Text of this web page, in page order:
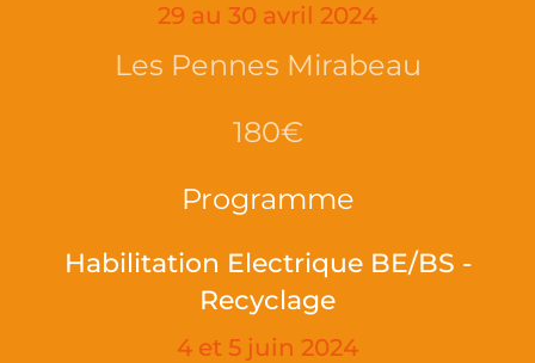
29 au 30 avril 2024
Les Pennes Mirabeau
180€
Programme
Habilitation Electrique BE/BS -
Recyclage
4 et 5 juin 2024